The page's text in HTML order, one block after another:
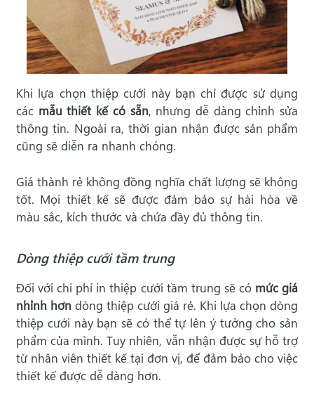
Khi lựa chọn thiệp cưới này bạn chỉ được sử dụng
các mẫu thiết kế có sẵn, nhưng dễ dàng chỉnh sửa
thông tin. Ngoài ra, thời gian nhận được sản phẩm
cũng sẽ diễn ra nhanh chóng.
Giá thành rẻ không đồng nghĩa chất lượng sẽ không
tốt. Mọi thiết kế sẽ được đảm bảo sự hài hòa về
màu sắc, kích thước và chứa đầy đủ thông tin.
Dòng thiệp cưới tầm trung
Đối với chi phí in thiệp cưới tầm trung sẽ có mức giá
nhỉnh hơn dòng thiệp cưới giá rẻ. Khi lựa chọn dòng
thiệp cưới này bạn sẽ có thể tự lên ý tưởng cho sản
phẩm của mình. Tuy nhiên, vẫn nhận được sự hỗ trợ
từ nhân viên thiết kế tại đơn vị, để đảm bảo cho việc
thiết kế được dễ dàng hơn.